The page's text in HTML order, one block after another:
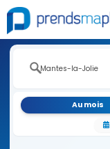
Au mois